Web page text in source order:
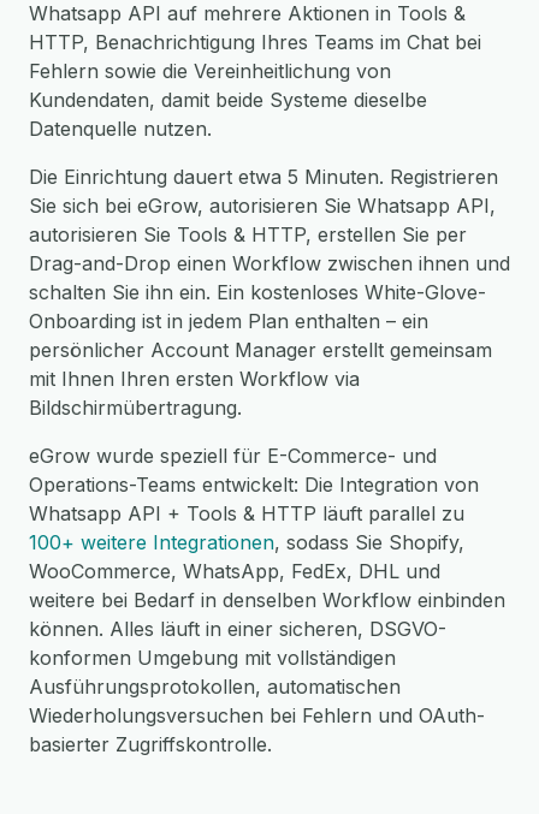
Whatsapp API auf mehrere Aktionen in Tools &
HTTP, Benachrichtigung Ihres Teams im Chat bei
Fehlern sowie die Vereinheitlichung von
Kundendaten, damit beide Systeme dieselbe
Datenquelle nutzen.
Die Einrichtung dauert etwa 5 Minuten. Registrieren
Sie sich bei eGrow, autorisieren Sie Whatsapp API,
autorisieren Sie Tools & HTTP, erstellen Sie per
Drag-and-Drop einen Workflow zwischen ihnen und
schalten Sie ihn ein. Ein kostenloses White-Glove-
Onboarding ist in jedem Plan enthalten – ein
persönlicher Account Manager erstellt gemeinsam
mit Ihnen Ihren ersten Workflow via
Bildschirmübertragung.
eGrow wurde speziell für E-Commerce- und
Operations-Teams entwickelt: Die Integration von
Whatsapp API + Tools & HTTP läuft parallel zu
100+ weitere Integrationen, sodass Sie Shopify,
WooCommerce, WhatsApp, FedEx, DHL und
weitere bei Bedarf in denselben Workflow einbinden
können. Alles läuft in einer sicheren, DSGVO-
konformen Umgebung mit vollständigen
Ausführungsprotokollen, automatischen
Wiederholungsversuchen bei Fehlern und OAuth-
basierter Zugriffskontrolle.